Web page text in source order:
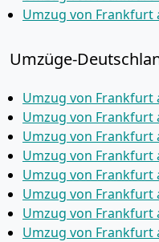
Umzug von Frankfurt
Umzüge-
Umzug von Frankfurt
Umzug von Frankfurt
Umzug von Frankfurt
Umzug von Frankfurt
Umzug von Frankfurt
Umzug von Frankfurt
Umzug von Frankfurt
Umzug von Frankfurt